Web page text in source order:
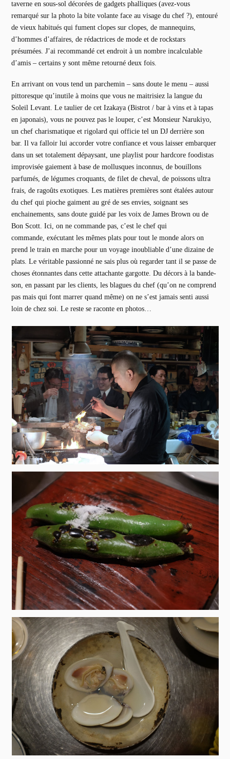
taverne en sous-sol décorées de gadgets phalliques (avez-vous
remarqué sur la photo la bite volante face au visage du chef ?), entouré
de vieux habitués qui fument clopes sur clopes, de mannequins,
d’hommes d’affaires, de rédactrices de mode et de rockstars
présumées. J’ai recommandé cet endroit à un nombre incalculable
d’amis – certains y sont même retourné deux fois.
En arrivant on vous tend un parchemin – sans doute le menu – aussi
pittoresque qu’inutile à moins que vous ne maitrisiez la langue du
Soleil Levant. Le taulier de cet Izakaya (Bistrot / bar à vins et à tapas
en japonais), vous ne pouvez pas le louper, c’est Monsieur Narukiyo,
un chef charismatique et rigolard qui officie tel un DJ derrière son
bar. Il va falloir lui accorder votre confiance et vous laisser embarquer
dans un set totalement dépaysant, une playlist pour hardcore foodistas
improvisée gaiement à base de mollusques inconnus, de bouillons
parfumés, de légumes croquants, de filet de cheval, de poissons ultra
frais, de ragoûts exotiques. Les matières premières sont étalées autour
du chef qui pioche gaiment au gré de ses envies, soignant ses
enchainements, sans doute guidé par les voix de James Brown ou de
Bon Scott. Ici, on ne commande pas, c’est le chef qui
commande, exécutant les mêmes plats pour tout le monde alors on
prend le train en marche pour un voyage inoubliable d’une dizaine de
plats. Le véritable passionné ne sais plus où regarder tant il se passe de
choses étonnantes dans cette attachante gargotte. Du décors à la bande-
son, en passant par les clients, les blagues du chef (qu’on ne comprend
pas mais qui font marrer quand même) on ne s’est jamais senti aussi
loin de chez soi. Le reste se raconte en photos…